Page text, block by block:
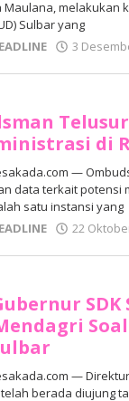
Maulana, melakukan
Sulbar yang
3
di
—
data terkait potensi
satu instansi yang
22
—
berada diujung